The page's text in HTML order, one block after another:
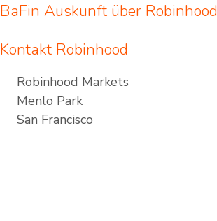
BaFin Auskunft über Robinhood
Kontakt Robinhood
Robinhood Markets
Menlo Park
San Francisco